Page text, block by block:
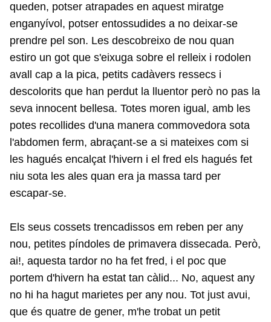
queden, potser atrapades en aquest miratge
enganyívol, potser entossudides a no deixar-se
prendre pel son. Les descobreixo de nou quan
estiro un got que s'eixuga sobre el relleix i rodolen
avall cap a la pica, petits cadàvers ressecs i
descolorits que han perdut la lluentor però no pas la
seva innocent bellesa. Totes moren igual, amb les
potes recollides d'una manera commovedora sota
l'abdomen ferm, abraçant-se a si mateixes com si
les hagués encalçat l'hivern i el fred els hagués fet
niu sota les ales quan era ja massa tard per
escapar-se.
Els seus cossets trencadissos em reben per any
nou, petites píndoles de primavera dissecada. Però,
ai!, aquesta tardor no ha fet fred, i el poc que
portem d'hivern ha estat tan càlid... No, aquest any
no hi ha hagut marietes per any nou. Tot just avui,
que és quatre de gener, m'he trobat un petit